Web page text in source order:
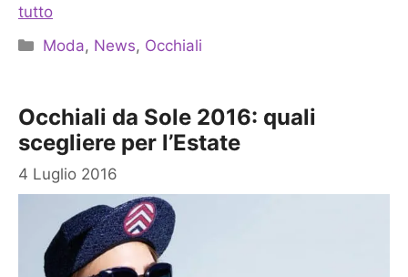
tutto
Categorie
Moda, News, Occhiali
Occhiali da Sole 2016: quali
scegliere per l’Estate
4 Luglio 2016